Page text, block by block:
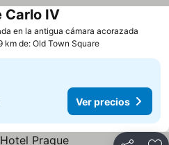
en la antigua cámara acorazada
Carlo IV
km de: Old Town Square
Ver precios